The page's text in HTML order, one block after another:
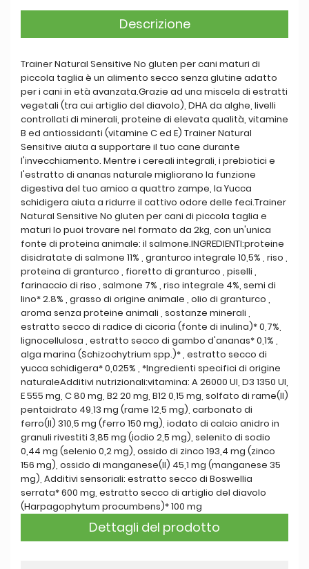
Descrizione
Trainer Natural Sensitive No gluten per cani maturi di
piccola taglia è un alimento secco senza glutine adatto
per i cani in età avanzata.Grazie ad una miscela di estratti
vegetali (tra cui artiglio del diavolo), DHA da alghe, livelli
controllati di minerali, proteine di elevata qualità, vitamine
B ed antiossidanti (vitamine C ed E) Trainer Natural
Sensitive aiuta a supportare il tuo cane durante
l'invecchiamento. Mentre i cereali integrali, i prebiotici e
l'estratto di ananas naturale migliorano la funzione
digestiva del tuo amico a quattro zampe, la Yucca
schidigera aiuta a ridurre il cattivo odore delle feci.Trainer
Natural Sensitive No gluten per cani di piccola taglia e
maturi lo puoi trovare nel formato da 2kg, con un'unica
fonte di proteina animale: il salmone.INGREDIENTI:proteine
disidratate di salmone 11% , granturco integrale 10,5% , riso ,
proteina di granturco , fioretto di granturco , piselli ,
farinaccio di riso , salmone 7% , riso integrale 4%, semi di
lino* 2.8% , grasso di origine animale , olio di granturco ,
aroma senza proteine animali , sostanze minerali ,
estratto secco di radice di cicoria (fonte di inulina)* 0,7%,
lignocellulosa , estratto secco di gambo d'ananas* 0,1% ,
alga marina (Schizochytrium spp.)* , estratto secco di
yucca schidigera* 0,025% , *Ingredienti specifici di origine
naturaleAdditivi nutrizionali:vitamina: A 26000 UI, D3 1350 UI,
E 555 mg, C 80 mg, B2 20 mg, B12 0,15 mg, solfato di rame(II)
pentaidrato 49,13 mg (rame 12,5 mg), carbonato di
ferro(II) 310,5 mg (ferro 150 mg), iodato di calcio anidro in
granuli rivestiti 3,85 mg (iodio 2,5 mg), selenito di sodio
0,44 mg (selenio 0,2 mg), ossido di zinco 193,4 mg (zinco
156 mg), ossido di manganese(II) 45,1 mg (manganese 35
mg), Additivi sensoriali: estratto secco di Boswellia
serrata* 600 mg, estratto secco di artiglio del diavolo
(Harpagophytum procumbens)* 100 mg
Dettagli del prodotto